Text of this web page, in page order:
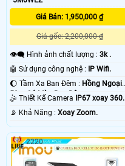
Giá Bán: 1,950,000 ₫
Giá gốc: 2,200,000 ₫
👁️‍🗨 Hình ảnh chất lượng : 3k .
🤖️ Sử dụng công nghệ : IP Wifi.
🌔 Tầm Xa Ban Đêm : Hồng Ngoại
50m Có Màu Ban Ðêm.
🤹 Thiết Kế Camera IP67 xoay 360.
️📡 Khả Năng : Xoay Zoom.
2220